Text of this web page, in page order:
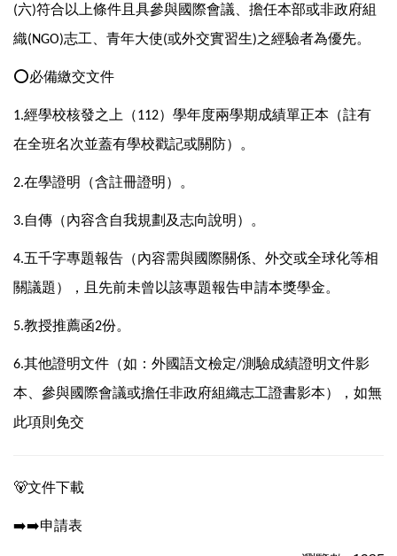
(六)符合以上條件且具參與國際會議、擔任本部或非政府組
織(NGO)志工、青年大使(或外交實習生)之經驗者為優先。
⭕必備繳交文件
1.經學校核發之上（112）學年度兩學期成績單正本（註有
在全班名次並蓋有學校戳記或關防）。
2.在學證明（含註冊證明）。
3.自傳（內容含自我規劃及志向說明）。
4.五千字專題報告（內容需與國際關係、外交或全球化等相
關議題），且先前未曾以該專題報告申請本獎學金。
5.教授推薦函2份。
6.其他證明文件（如：外國語文檢定/測驗成績證明文件影
本、參與國際會議或擔任非政府組織志工證書影本），如無
此項則免交
🐻文件下載
➡➡申請表